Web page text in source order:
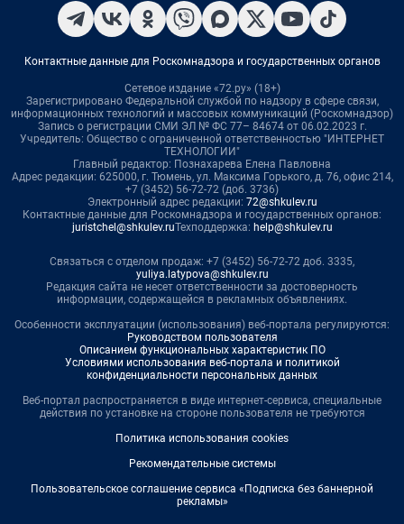
Контактные данные для Роскомнадзора и государственных органов
Сетевое издание «72.ру» (18+)
Зарегистрировано Федеральной службой по надзору в сфере связи,
информационных технологий и массовых коммуникаций (Роскомнадзор)
Запись о регистрации СМИ ЭЛ № ФС 77– 84674 от 06.02.2023 г.
Учредитель: Общество с ограниченной ответственностью "ИНТЕРНЕТ
ТЕХНОЛОГИИ"
Главный редактор: Познахарева Елена Павловна
Адрес редакции: 625000, г. Тюмень, ул. Максима Горького, д. 76, офис 214,
+7 (3452) 56-72-72 (доб. 3736)
Электронный адрес редакции: 72@shkulev.ru
Контактные данные для Роскомнадзора и государственных органов:
juristchel@shkulev.ruТехподдержка: help@shkulev.ru
Связаться с отделом продаж: +7 (3452) 56-72-72 доб. 3335,
yuliya.latypova@shkulev.ru
Редакция сайта не несет ответственности за достоверность
информации, содержащейся в рекламных объявлениях.
Особенности эксплуатации (использования) веб-портала регулируются:
Руководством пользователя
Описанием функциональных характеристик ПО
Условиями использования веб-портала и политикой
конфиденциальности персональных данных
Веб-портал распространяется в виде интернет-сервиса, специальные
действия по установке на стороне пользователя не требуются
Политика использования cookies
Рекомендательные системы
Пользовательское соглашение сервиса «Подписка без баннерной
рекламы»